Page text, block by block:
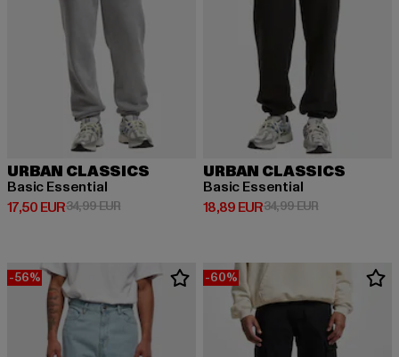
URBAN CLASSICS
Basic Essential
17,50 EUR
Derzeitiger Preis: 17,50 EUR
34,99 EURAktionspreis: 34,99 EUR
URBAN CLASSICS
Basic Essential
18,89 EUR
Derzeitiger Preis: 18,89 EUR
34,99 EURAktionspreis:
-56% -60%